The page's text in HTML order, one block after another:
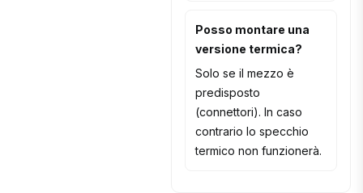
Posso montare una
versione termica?
Solo se il mezzo è
predisposto
(connettori). In caso
contrario lo specchio
termico non funzionerà.